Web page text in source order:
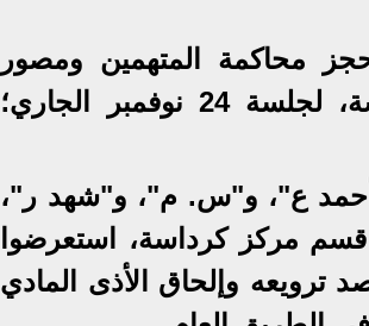
محاكمة المتهمين ومصور
الفيديو الذي وثّق الفعل الفاضح أعلى محور كرداسة، لجلسة 24 نوفمبر الجاري؛
"أحمد ع"، و"س. م"، و"شهد ر"،
بأنهم في 2 أكتوبر 2025 بدائرة قسم مركز كرداسة، استعرضوا
ترويعه وإلحاق الأذى المادي